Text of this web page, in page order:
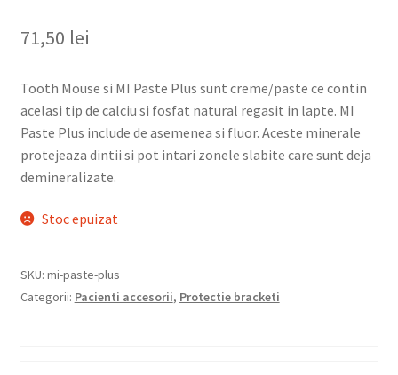
71,50 lei
Tooth Mouse si MI Paste Plus sunt creme/paste ce contin
acelasi tip de calciu si fosfat natural regasit in lapte. MI
Paste Plus include de asemenea si fluor. Aceste minerale
protejeaza dintii si pot intari zonele slabite care sunt deja
demineralizate.
Stoc epuizat
SKU: mi-paste-plus
Categorii: Pacienti accesorii, Protectie bracketi